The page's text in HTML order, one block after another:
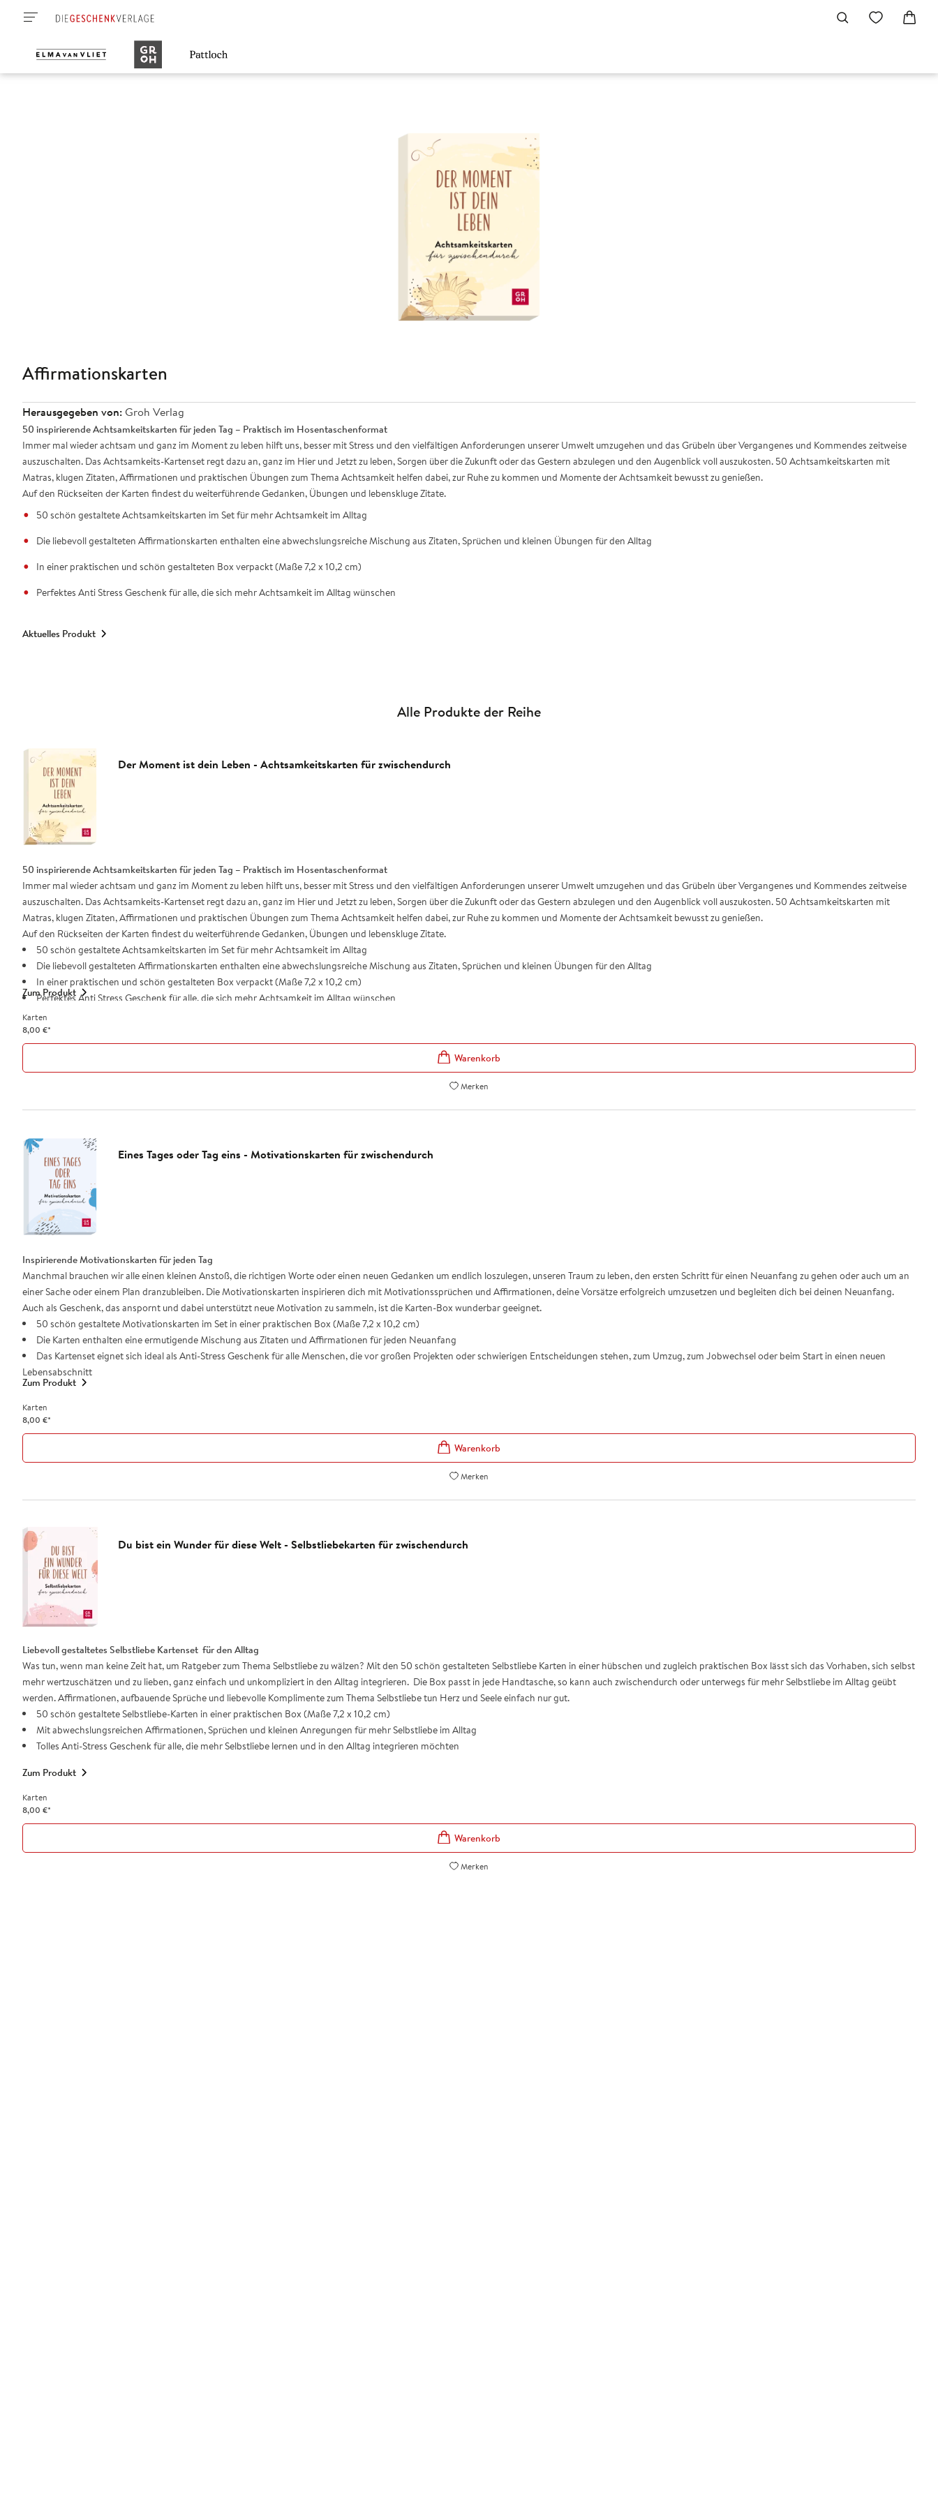
Affirmationskarten
Herausgegeben von: Groh Verlag
50 inspirierende Achtsamkeitskarten für jeden Tag – Praktisch im Hosentaschenformat
Immer mal wieder achtsam und ganz im Moment zu leben hilft uns, besser mit Stress und den vielfältigen Anforderungen unserer Umwelt umzugehen und das Grübeln über Vergangenes und Kommendes zeitweise
auszuschalten. Das Achtsamkeits-Kartenset regt dazu an, ganz im Hier und Jetzt zu leben, Sorgen über die Zukunft oder das Gestern abzulegen und den Augenblick voll auszukosten. 50 Achtsamkeitskarten mit
Matras, klugen Zitaten, Affirmationen und praktischen Übungen zum Thema Achtsamkeit helfen dabei, zur Ruhe zu kommen und Momente der Achtsamkeit bewusst zu genießen.
Auf den Rückseiten der Karten findest du weiterführende Gedanken, Übungen und lebenskluge Zitate.
50 schön gestaltete Achtsamkeitskarten im Set für mehr Achtsamkeit im Alltag
Die liebevoll gestalteten Affirmationskarten enthalten eine abwechslungsreiche Mischung aus Zitaten, Sprüchen und kleinen Übungen für den Alltag
In einer praktischen und schön gestalteten Box verpackt (Maße 7,2 x 10,2 cm)
Perfektes Anti Stress Geschenk für alle, die sich mehr Achtsamkeit im Alltag wünschen
Aktuelles Produkt
Alle Produkte der Reihe
Der Moment ist dein Leben - Achtsamkeitskarten für zwischendurch
50 inspirierende Achtsamkeitskarten für jeden Tag – Praktisch im Hosentaschenformat
Immer mal wieder achtsam und ganz im Moment zu leben hilft uns, besser mit Stress und den vielfältigen Anforderungen unserer Umwelt umzugehen und das Grübeln über Vergangenes und Kommendes zeitweise
auszuschalten. Das Achtsamkeits-Kartenset regt dazu an, ganz im Hier und Jetzt zu leben, Sorgen über die Zukunft oder das Gestern abzulegen und den Augenblick voll auszukosten. 50 Achtsamkeitskarten mit
Matras, klugen Zitaten, Affirmationen und praktischen Übungen zum Thema Achtsamkeit helfen dabei, zur Ruhe zu kommen und Momente der Achtsamkeit bewusst zu genießen.
Auf den Rückseiten der Karten findest du weiterführende Gedanken, Übungen und lebenskluge Zitate.
50 schön gestaltete Achtsamkeitskarten im Set für mehr Achtsamkeit im Alltag
Die liebevoll gestalteten Affirmationskarten enthalten eine abwechslungsreiche Mischung aus Zitaten, Sprüchen und kleinen Übungen für den Alltag
In einer praktischen und schön gestalteten Box verpackt (Maße 7,2 x 10,2 cm)
Perfektes Anti Stress Geschenk für alle, die sich mehr Achtsamkeit im Alltag wünschen
Zum Produkt
Karten
8,00 €*
Merken
Eines Tages oder Tag eins - Motivationskarten für zwischendurch
Inspirierende Motivationskarten für jeden Tag
Manchmal brauchen wir alle einen kleinen Anstoß, die richtigen Worte oder einen neuen Gedanken um endlich loszulegen, unseren Traum zu leben, den ersten Schritt für einen Neuanfang zu gehen oder auch um an
einer Sache oder einem Plan dranzubleiben. Die Motivationskarten inspirieren dich mit Motivationssprüchen und Affirmationen, deine Vorsätze erfolgreich umzusetzen und begleiten dich bei deinen Neuanfang.
Auch als Geschenk, das anspornt und dabei unterstützt neue Motivation zu sammeln, ist die Karten-Box wunderbar geeignet.
50 schön gestaltete Motivationskarten im Set in einer praktischen Box (Maße 7,2 x 10,2 cm)
Die Karten enthalten eine ermutigende Mischung aus Zitaten und Affirmationen für jeden Neuanfang
Das Kartenset eignet sich ideal als Anti-Stress Geschenk für alle Menschen, die vor großen Projekten oder schwierigen Entscheidungen stehen, zum Umzug, zum Jobwechsel oder beim Start in einen neuen
Lebensabschnitt
Zum Produkt
Karten
8,00 €*
Merken
Du bist ein Wunder für diese Welt - Selbstliebekarten für zwischendurch
Liebevoll gestaltetes Selbstliebe Kartenset für den Alltag
Was tun, wenn man keine Zeit hat, um Ratgeber zum Thema Selbstliebe zu wälzen? Mit den 50 schön gestalteten Selbstliebe Karten in einer hübschen und zugleich praktischen Box lässt sich das Vorhaben, sich selbst
mehr wertzuschätzen und zu lieben, ganz einfach und unkompliziert in den Alltag integrieren. Die Box passt in jede Handtasche, so kann auch zwischendurch oder unterwegs für mehr Selbstliebe im Alltag geübt
werden. Affirmationen, aufbauende Sprüche und liebevolle Komplimente zum Thema Selbstliebe tun Herz und Seele einfach nur gut.
50 schön gestaltete Selbstliebe-Karten in einer praktischen Box (Maße 7,2 x 10,2 cm)
Mit abwechslungsreichen Affirmationen, Sprüchen und kleinen Anregungen für mehr Selbstliebe im Alltag
Tolles Anti-Stress Geschenk für alle, die mehr Selbstliebe lernen und in den Alltag integrieren möchten
Zum Produkt
Karten
8,00 €*
Merken